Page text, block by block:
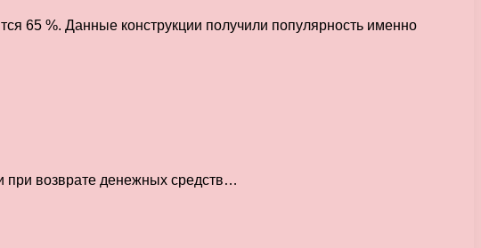
65 %. Данные конструкции получили популярность именно
при возврате денежных средств…